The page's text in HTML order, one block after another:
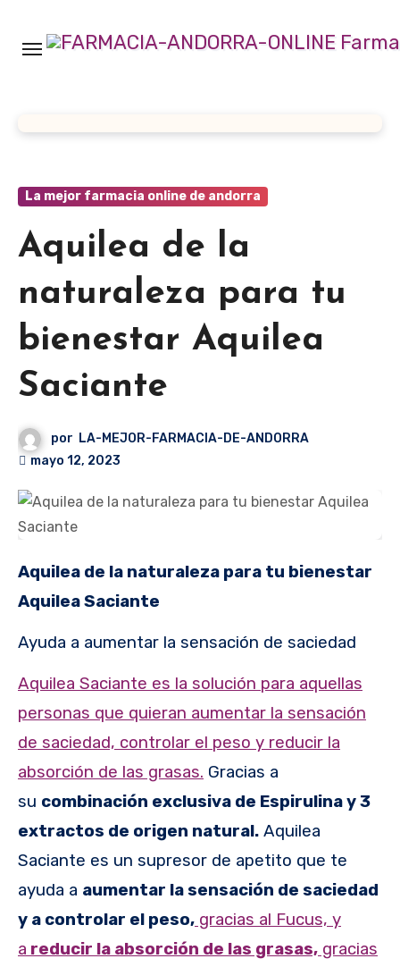
contenido
La mejor farmacia online de andorra
Aquilea de la
naturaleza para tu
bienestar Aquilea
Saciante
por LA-MEJOR-FARMACIA-DE-ANDORRA
mayo 12, 2023
Aquilea de la naturaleza para tu bienestar
Aquilea Saciante
Ayuda a aumentar la sensación de saciedad
Aquilea Saciante es la solución para aquellas
personas que quieran aumentar la sensación
de saciedad, controlar el peso y reducir la
absorción de las grasas. Gracias a
su combinación exclusiva de Espirulina y 3
extractos de origen natural. Aquilea
Saciante es un supresor de apetito que te
ayuda a aumentar la sensación de saciedad
y a controlar el peso, gracias al Fucus, y
a reducir la absorción de las grasas, gracias